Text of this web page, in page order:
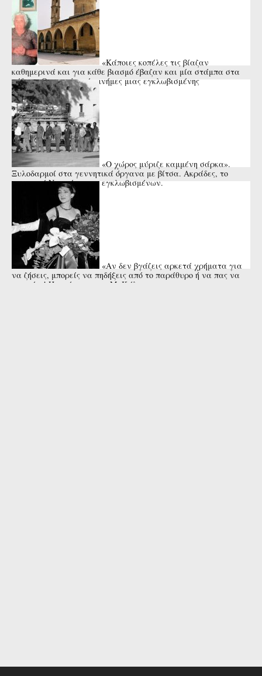
«Κάποιες κοπέλες τις βίαζαν
καθημερινά και για κάθε βιασμό έβαζαν και μία στάμπα στα
πόδια». Οι εφιαλτικές μνήμες μιας εγκλωβισμένης
Μορφίτισσας
«Ο χώρος μύριζε καμμένη σάρκα».
Ξυλοδαρμοί στα γεννητικά όργανα με βίτσα. Ακράδες, το
κυπριακό Νταχάου των εγκλωβισμένων.
«Αν δεν βγάζεις αρκετά χρήματα για
να ζήσεις, μπορείς να πηδήξεις από το παράθυρο ή να πας να
πνιγείς»! Η απάντηση της Μ. Κάλας στη ...